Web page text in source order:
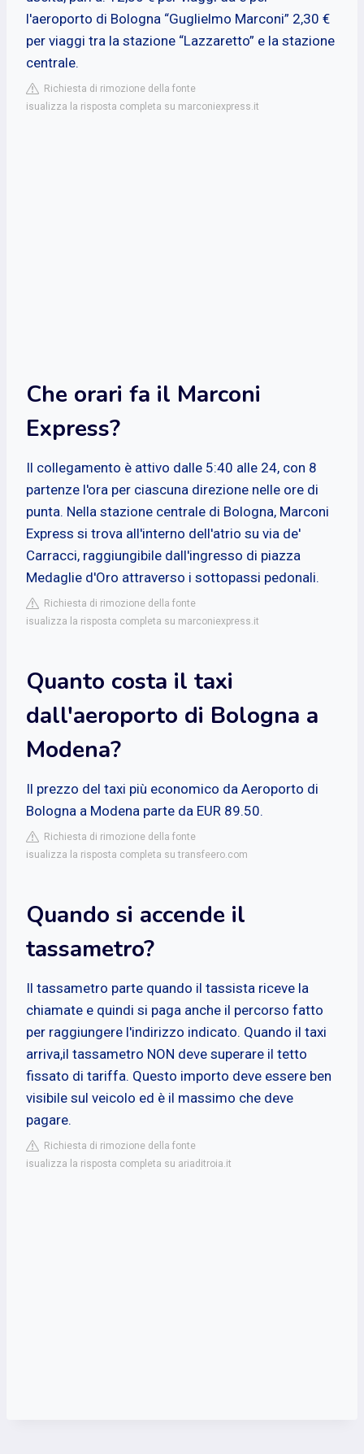
l'aeroporto di Bologna “Guglielmo Marconi” 2,30 €
per viaggi tra la stazione “Lazzaretto” e la stazione
centrale.
Richiesta di rimozione della fonte
isualizza la risposta completa su marconiexpress.it
Che orari fa il Marconi
Express?
Il collegamento è attivo dalle 5:40 alle 24, con 8
partenze l'ora per ciascuna direzione nelle ore di
punta. Nella stazione centrale di Bologna, Marconi
Express si trova all'interno dell'atrio su via de'
Carracci, raggiungibile dall'ingresso di piazza
Medaglie d'Oro attraverso i sottopassi pedonali.
Richiesta di rimozione della fonte
isualizza la risposta completa su marconiexpress.it
Quanto costa il taxi
dall'aeroporto di Bologna a
Modena?
Il prezzo del taxi più economico da Aeroporto di
Bologna a Modena parte da EUR 89.50.
Richiesta di rimozione della fonte
isualizza la risposta completa su transfeero.com
Quando si accende il
tassametro?
Il tassametro parte quando il tassista riceve la
chiamate e quindi si paga anche il percorso fatto
per raggiungere l'indirizzo indicato. Quando il taxi
arriva,il tassametro NON deve superare il tetto
fissato di tariffa. Questo importo deve essere ben
visibile sul veicolo ed è il massimo che deve
pagare.
Richiesta di rimozione della fonte
isualizza la risposta completa su ariaditroia.it